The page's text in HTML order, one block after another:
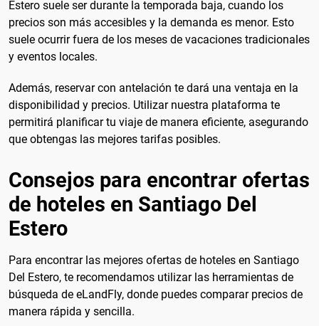
Estero suele ser durante la temporada baja, cuando los
precios son más accesibles y la demanda es menor. Esto
suele ocurrir fuera de los meses de vacaciones tradicionales
y eventos locales.
Además, reservar con antelación te dará una ventaja en la
disponibilidad y precios. Utilizar nuestra plataforma te
permitirá planificar tu viaje de manera eficiente, asegurando
que obtengas las mejores tarifas posibles.
Consejos para encontrar ofertas
de hoteles en Santiago Del
Estero
Para encontrar las mejores ofertas de hoteles en Santiago
Del Estero, te recomendamos utilizar las herramientas de
búsqueda de eLandFly, donde puedes comparar precios de
manera rápida y sencilla.